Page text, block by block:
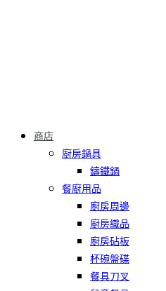
商店
廚房鍋具
鑄鐵鍋
餐廚用品
廚房周邊
廚房織品
廚房砧板
杯碗盤碟
餐具刀叉